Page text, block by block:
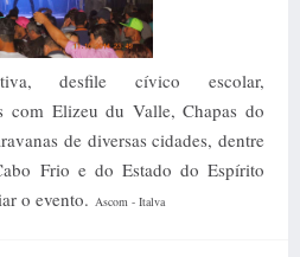
desfile cívico escolar,
com Elizeu du Valle, Chapas do
de diversas cidades, dentre
Frio e do Estado do Espírito
o evento. Ascom - Italva